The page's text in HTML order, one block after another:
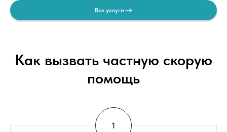
Все услуги
Как вызвать частную скорую
помощь